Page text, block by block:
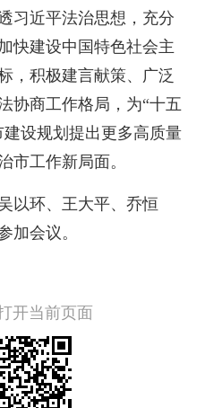
习近平法治思想，充分
快建设中国特色社会主
，积极建言献策、广泛
协商工作格局，为“十五
设规划提出更多高质量
市工作新局面。
以环、王大平、乔恒
加会议。
开当前页面